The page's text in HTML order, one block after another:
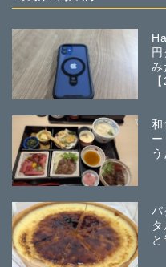
み
和
パ